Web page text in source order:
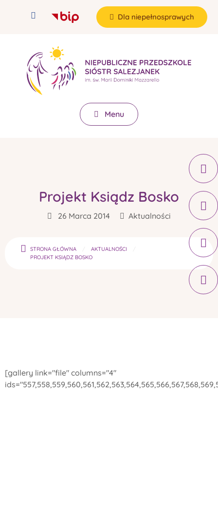
Dla niepełnosprawych
Menu
Projekt Ksiądz Bosko
26 Marca 2014 Aktualności
STRONA GŁÓWNA
AKTUALNOŚCI
PROJEKT KSIĄDZ BOSKO
[gallery link="file" columns="4"